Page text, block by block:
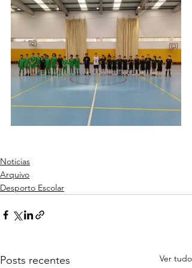
Noticias
Arquivo
Desporto Escolar
Posts recentes Ver tudo